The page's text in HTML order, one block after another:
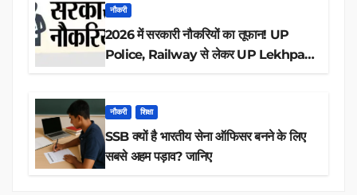
नौकरी
2026 में सरकारी नौकरियों का तूफान! UP
Police, Railway से लेकर UP Lekhpal
नौकरी शिक्षा
SSB क्यों है भारतीय सेना ऑफिसर बनने के लिए
सबसे अहम पड़ाव? जानिए